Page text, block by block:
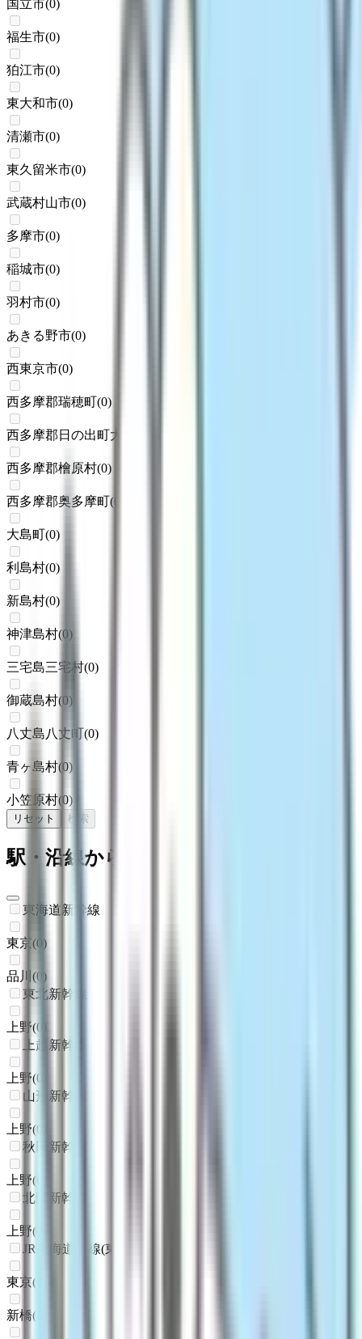
国立市(0)
福生市(0)
狛江市(0)
東大和市(0)
清瀬市(0)
東久留米市(0)
武蔵村山市(0)
多摩市(0)
稲城市(0)
羽村市(0)
あきる野市(0)
西東京市(0)
西多摩郡瑞穂町(0)
西多摩郡日の出町大久野
西多摩郡檜原村(0)
西多摩郡奥多摩町(
大島町(0)
利島村(0)
新島村(0)
神津島村(0)
三宅島三宅村(0)
御蔵島村(0)
八丈島八丈町(0)
青ヶ島村(0)
小笠原村(0)
リセット 検索
駅・沿線からさがす
東海道新幹線
東京(0 )
品川 (0 )
東北新幹線
上野(0
上越新幹線
上野(0
山形新幹線
上野(0
秋田新幹線
上野(
北陸新幹線
上野(
JR東海道本線(東京～熱海)
東京(
新橋(